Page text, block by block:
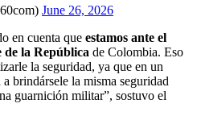
June 26, 2026
en cuenta que estamos ante el
de la República de Colombia. Eso
la seguridad, ya que en un
brindársele la misma seguridad
guarnición militar”, sostuvo el